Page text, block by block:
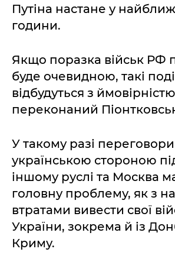
Путіна настане у
години.
Якщо поразка військ РФ
буде очевидною, такі
відбудуться з
переконаний
У такому разі
українською стороною
іншому руслі та Москва
головну проблему, як з
втратами вивести свої
України, зокрема й із
Криму.